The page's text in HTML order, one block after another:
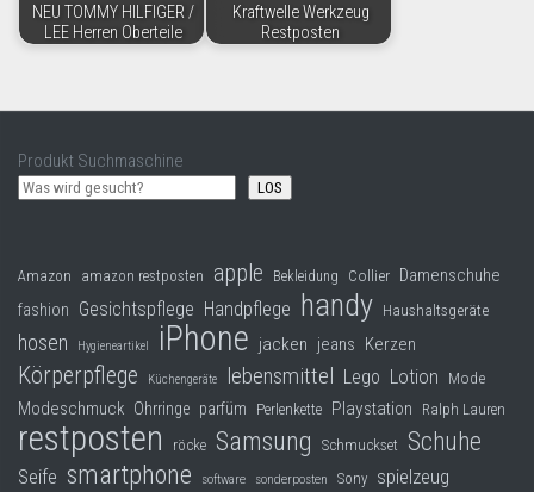
NEU TOMMY HILFIGER /
LEE Herren Oberteile
Kraftwelle Werkzeug
Restposten
Produkt Suchmaschine
LOS
Amazon amazon restposten apple Bekleidung Collier Damenschuhe
fashion Gesichtspflege Handpflege handy Haushaltsgeräte
hosen Hygieneartikel iPhone jacken jeans Kerzen
Körperpflege Küchengeräte lebensmittel Lego Lotion Mode
Modeschmuck Ohrringe parfüm Perlenkette Playstation Ralph Lauren
restposten röcke Samsung Schmuckset Schuhe
Seife smartphone software sonderposten Sony spielzeug